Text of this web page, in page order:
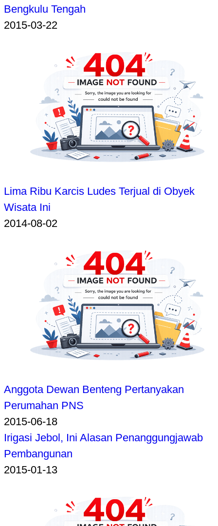
Bengkulu Tengah
2015-03-22
Lima Ribu Karcis Ludes Terjual di Obyek
Wisata Ini
2014-08-02
Anggota Dewan Benteng Pertanyakan
Perumahan PNS
2015-06-18
Irigasi Jebol, Ini Alasan Penanggungjawab
Pembangunan
2015-01-13